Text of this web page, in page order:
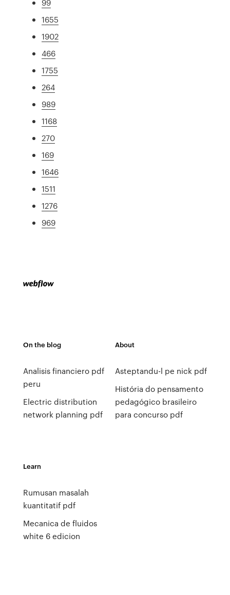
99
1655
1902
466
1755
264
989
1168
270
169
1646
1511
1276
969
On the blog
Analisis financiero pdf
peru
Electric distribution
network planning pdf
About
Asteptandu-l pe nick pdf
História do pensamento
pedagógico brasileiro
para concurso pdf
Learn
Rumusan masalah
kuantitatif pdf
Mecanica de fluidos
white 6 edicion